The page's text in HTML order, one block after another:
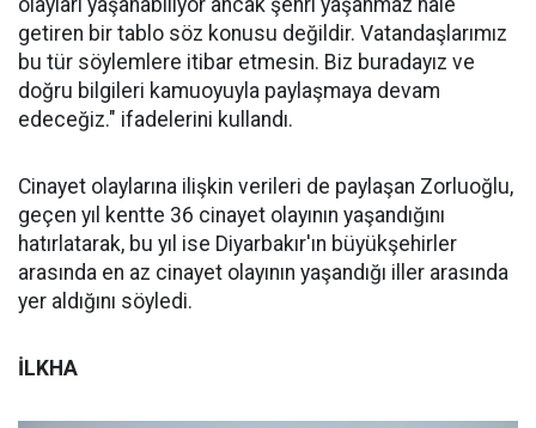
olayları yaşanabiliyor ancak şehri yaşanmaz hale
getiren bir tablo söz konusu değildir. Vatandaşlarımız
bu tür söylemlere itibar etmesin. Biz buradayız ve
doğru bilgileri kamuoyuyla paylaşmaya devam
edeceğiz." ifadelerini kullandı.
Cinayet olaylarına ilişkin verileri de paylaşan Zorluoğlu,
geçen yıl kentte 36 cinayet olayının yaşandığını
hatırlatarak, bu yıl ise Diyarbakır'ın büyükşehirler
arasında en az cinayet olayının yaşandığı iller arasında
yer aldığını söyledi.
İLKHA